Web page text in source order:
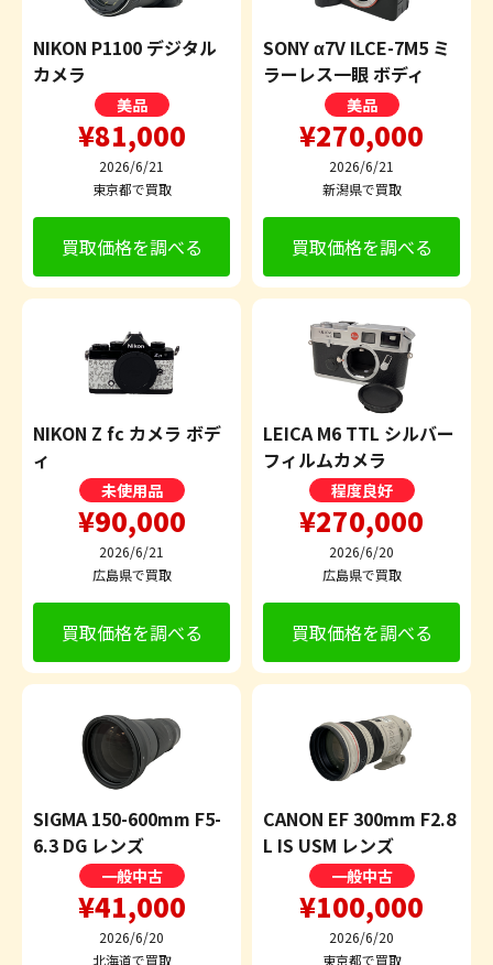
NIKON P1100 デジタル
カメラ
美品
¥81,000
2026/6/21
東京都で買取
買取価格を調べる
SONY α7V ILCE-7M5 ミ
ラーレス一眼 ボディ
美品
¥270,000
2026/6/21
新潟県で買取
買取価格を調べる
NIKON Z fc カメラ ボデ
ィ
未使用品
¥90,000
2026/6/21
広島県で買取
買取価格を調べる
LEICA M6 TTL シルバー
フィルムカメラ
程度良好
¥270,000
2026/6/20
広島県で買取
買取価格を調べる
SIGMA 150-600mm F5-
6.3 DG レンズ
一般中古
¥41,000
2026/6/20
北海道で買取
CANON EF 300mm F2.8
L IS USM レンズ
一般中古
¥100,000
2026/6/20
東京都で買取